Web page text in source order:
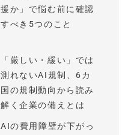
援か」で悩む前に確認
すべき5つのこと
「厳しい・緩い」では
測れないAI規制、6カ
国の規制動向から読み
解く企業の備えとは
AIの費用障壁が下がっ